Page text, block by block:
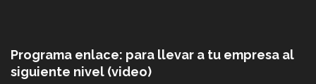
Programa enlace: para llevar a tu empresa al
siguiente nivel (video)